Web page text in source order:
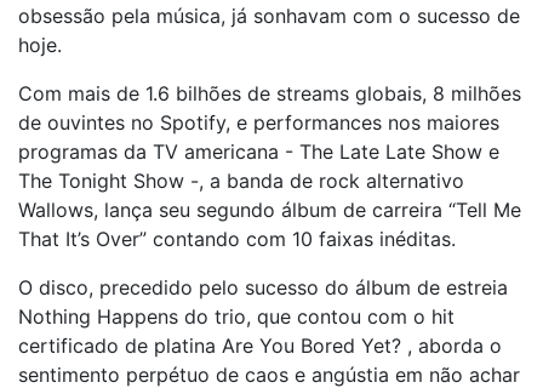
obsessão pela música, já sonhavam com o sucesso de
hoje.
Com mais de 1.6 bilhões de streams globais, 8 milhões
de ouvintes no Spotify, e performances nos maiores
programas da TV americana - The Late Late Show e
The Tonight Show -, a banda de rock alternativo
Wallows, lança seu segundo álbum de carreira “Tell Me
That It’s Over” contando com 10 faixas inéditas.
O disco, precedido pelo sucesso do álbum de estreia
Nothing Happens do trio, que contou com o hit
certificado de platina Are You Bored Yet? , aborda o
sentimento perpétuo de caos e angústia em não achar